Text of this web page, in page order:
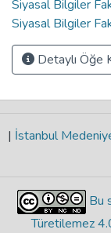
Siyasal Bilgiler
Siyasal Bilgiler
Detaylı Öğe
| İstanbul
Bu
Türetilemez